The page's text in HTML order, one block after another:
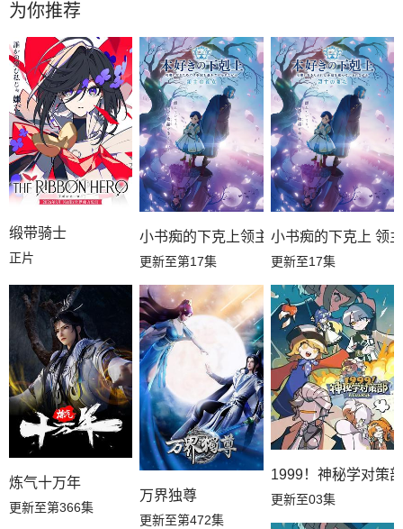
第14集
第11集 第10集 第09集
第08集 第07集 第06集
第05集 第04集 第03集
为你推荐
缎带骑士
正片
小书痴的下克上领主的养女
更新至第17集
小书痴的下克上 领
更新至17集
炼气十万年
更新至第366集
万界独尊
更新至第472集
1999！神秘学对策
更新至03集